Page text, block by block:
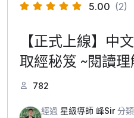
5.00 (2)
【正式上線】中
取經秘笈 ~閱讀
782
經過 星級導師 峰Sir分